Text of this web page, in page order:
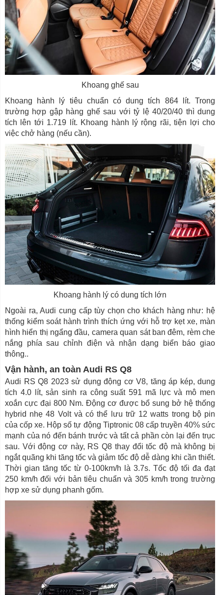
Khoang ghế sau
Khoang hành lý tiêu chuẩn có dung tích 864 lít. Trong
trường hợp gập hàng ghế sau với tỷ lệ 40/20/40 thì dung
tích lên tới 1.719 lít. Khoang hành lý rộng rãi, tiện lợi cho
việc chở hàng (nếu cần).
Khoang hành lý có dung tích lớn
Ngoài ra, Audi cung cấp tùy chọn cho khách hàng như: hệ
thống kiểm soát hành trình thích ứng với hỗ trợ kẹt xe, màn
hình hiển thị ngẩng đầu, camera quan sát ban đêm, rèm che
nắng phía sau chỉnh điện và nhận dạng biển báo giao
thông..
Vận hành, an toàn Audi RS Q8
Audi RS Q8 2023 sử dụng động cơ V8, tăng áp kép, dung
tích 4.0 lít, sản sinh ra công suất 591 mã lực và mô men
xoắn cực đại 800 Nm. Động cơ được bổ sung bở hệ thống
hybrid nhẹ 48 Volt và có thể lưu trữ 12 watts trong bộ pin
của cốp xe. Hộp số tự động Tiptronic 08 cấp truyền 40% sức
mạnh của nó đến bánh trước và tất cả phần còn lại đến trục
sau. Với động cơ này, RS Q8 thay đổi tốc độ mà không bị
ngắt quãng khi tăng tốc và giảm tốc độ dễ dàng khi cần thiết.
Thời gian tăng tốc từ 0-100km/h là 3.7s. Tốc độ tối đa đạt
250 km/h đối với bản tiêu chuẩn và 305 km/h trong trường
hợp xe sử dụng phanh gốm.